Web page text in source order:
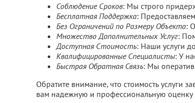
Соблюдение Сроков: Мы строго
Бесплатная Поддержка:
Без Ограничений по Размеру Объекта:
Множество Дополнительных Услуг:
Доступная Стоимость: Наши услуги
Квалифицированные Специалисты: У
Быстрая Обратная Связь: Мы
Обратите внимание, что стоимость услуги
вам надежную и профессиональную оценку